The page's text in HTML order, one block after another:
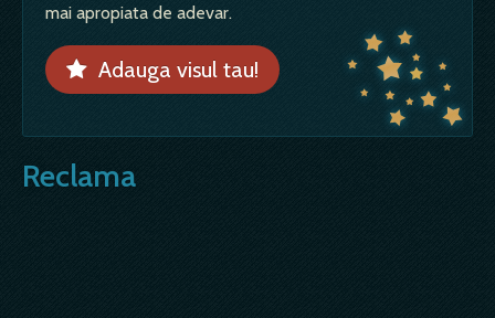
mai apropiata de adevar.
Adauga visul tau!
Reclama